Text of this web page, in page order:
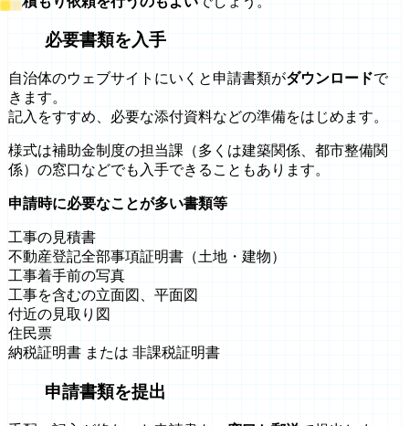
必要書類を入手
自治体のウェブサイトにいくと申請書類がダウンロードで
きます。
記入をすすめ、必要な添付資料などの準備をはじめます。
様式は補助金制度の担当課（多くは建築関係、都市整備関
係）の窓口などでも入手できることもあります。
申請時に必要なことが多い書類等
工事の見積書
不動産登記全部事項証明書（土地・建物）
工事着手前の写真
工事を含むの立面図、平面図
付近の見取り図
住民票
納税証明書 または 非課税証明書
申請書類を提出